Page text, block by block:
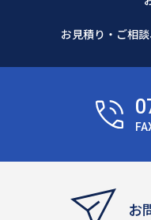
お見積り・ご相
お